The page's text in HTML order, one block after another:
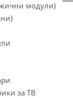
модули)
за ТВ